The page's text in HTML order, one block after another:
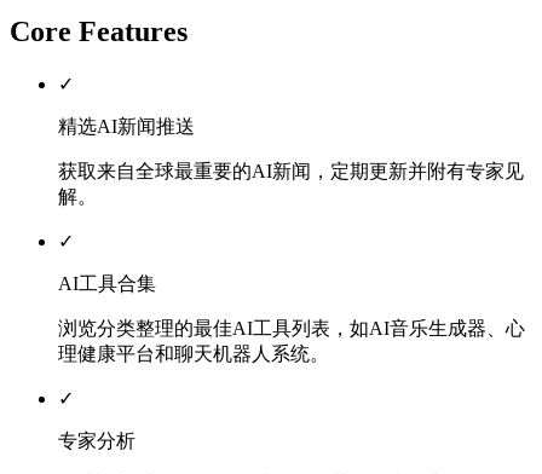
Core Features
✓
精选AI新闻推送
获取来自全球最重要的AI新闻，定期更新并附有专家见
解。
✓
AI工具合集
浏览分类整理的最佳AI工具列表，如AI音乐生成器、心
理健康平台和聊天机器人系统。
✓
专家分析